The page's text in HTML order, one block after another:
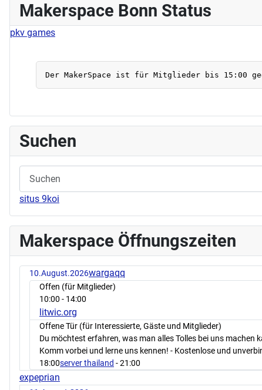
Makerspace Bonn Status
pkv games
Suchen
situs 9koi
Makerspace Öffnungszeiten
10.August.2026wargaqq
Offen (für Mitglieder)
10:00 - 14:00
litwic.org
Offene Tür (für Interessierte, Gäste und Mitglieder)
Du möchtest erfahren, was man alles Tolles bei uns machen
Komm vorbei und lerne uns kennen! - Kostenlose und
18:00server thailand - 21:00
expeprian